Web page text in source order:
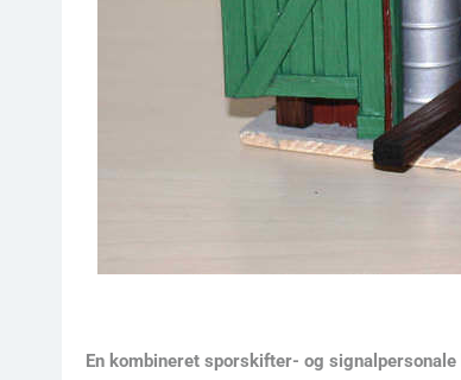
En kombineret sporskifter- og signalpersonale